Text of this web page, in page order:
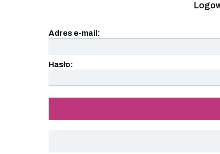
Adres e-mail:
Hasło: